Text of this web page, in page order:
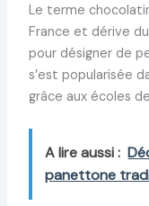
Le terme
France et dérive
pour désigner de
s’est popularisée
grâce aux écoles
A lire aussi :
panettone